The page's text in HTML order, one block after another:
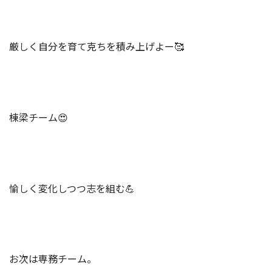
厳しく自分を育て克ちを積み上げよー🥰
棟梁チーム😍
愉しく変化しつつ志を組む💪
お次は専務チーム。